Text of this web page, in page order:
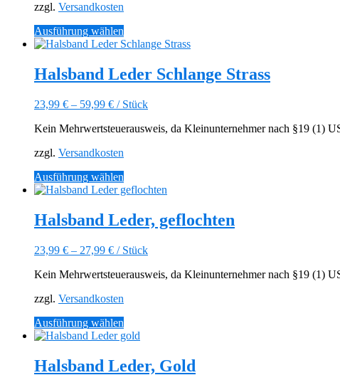
der
Produktseite
gewählt
werden
zzgl. Versandkosten
Ausführung wählen
Produkt
mehrere
Varianten
Die
können
der
Produktseite
gewählt
werden
Halsband Leder Schlange Strass
23,99 € – 59,99 € / Stück
Kein Mehrwertsteuerausweis, da Kleinunternehmer nach §19 (1)
zzgl. Versandkosten
Ausführung wählen
Produkt
mehrere
Varianten
Die
können
der
Produktseite
gewählt
werden
Halsband Leder, geflochten
23,99 € – 27,99 € / Stück
Kein Mehrwertsteuerausweis, da Kleinunternehmer nach §19 (1)
zzgl. Versandkosten
Ausführung wählen
Produkt
mehrere
Varianten
Halsband Leder, Gold